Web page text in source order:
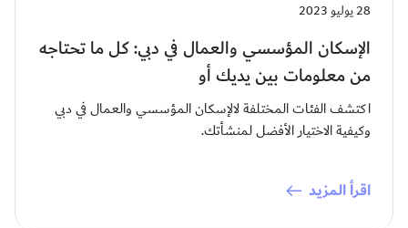
28 يوليو 2023
الإسكان المؤسسي والعمال في دبي: كل ما تحتاجه
من معلومات بين يديك أو
اكتشف الفئات المختلفة لالإسكان المؤسسي والعمال في دبي
وكيفية الاختيار الأفضل لمنشأتك.
اقرأ المزيد